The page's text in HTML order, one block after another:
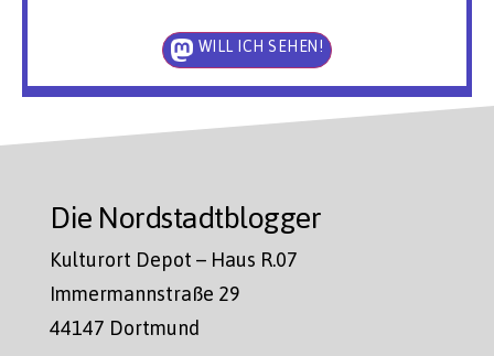
WILL ICH SEHEN!
Die Nordstadtblogger
Kulturort Depot – Haus R.07
Immermannstraße 29
44147 Dortmund